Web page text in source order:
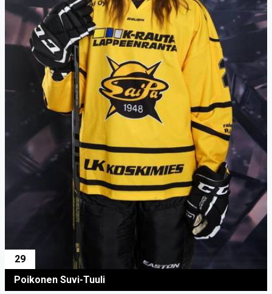
29
Poikonen Suvi-Tuuli